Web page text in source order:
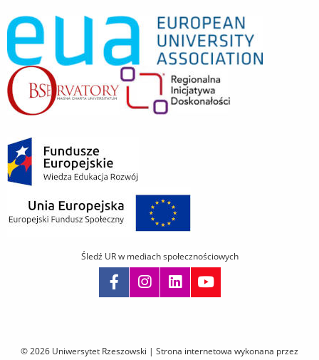
© 2026 Uniwersytet Rzeszowski | Strona internetowa wykonana przez
Śledź UR w mediach społecznościowych
i